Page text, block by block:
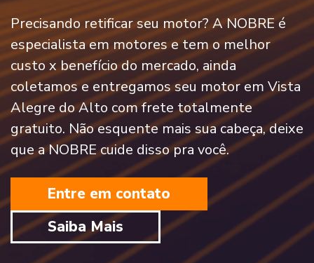
Precisando retificar seu motor? A NOBRE é
especialista em motores e tem o melhor
custo x benefício do mercado, ainda
coletamos e entregamos seu motor em Vista
Alegre do Alto com frete totalmente
gratuito. Não esquente mais sua cabeça, deixe
que a NOBRE cuide disso pra você.
Entre em contato
Saiba Mais